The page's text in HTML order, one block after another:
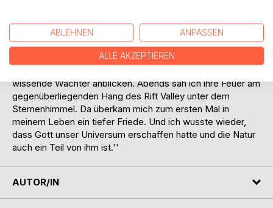
Sonnenuntergang. Die Silhouetten der Bäume davor. Die
Galaxien und den fulminant leuchtenden Mond über der
Steppe, der über Afrika viel größer ist als in Europa. Und
wissende Wächter anblicken. Abends sah ich ihre Feuer am
gegenüberliegenden Hang des Rift Valley unter dem
Sternenhimmel. Da überkam mich zum ersten Mal in
meinem Leben ein tiefer Friede. Und ich wusste wieder,
dass Gott unser Universum erschaffen hatte und die Natur
auch ein Teil von ihm ist.''
AUTOR/IN
ABLEHNEN ANPASSEN
ALLE AKZEPTIEREN